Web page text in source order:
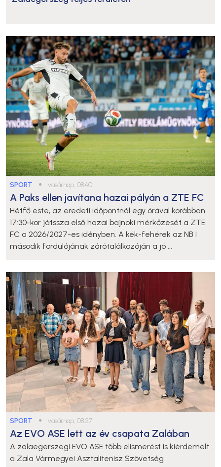
SPORT ● vasárnap, 08:40
A Paks ellen javítana hazai pályán a ZTE FC
Hétfő este, az eredeti időpontnál egy órával korábban
17:30-kor játssza első hazai bajnoki mérkőzését a ZTE
FC a 2026/2027-es idényben. A kék-fehérek az NB I
második fordulójának zárótalálkozóján a jó ...
SPORT ● vasárnap, 08:27
Az EVO ASE lett az év csapata Zalában
A zalaegerszegi EVO ASE több elismerést is kiérdemelt
a Zala Vármegyei Asztalitenisz Szövetség